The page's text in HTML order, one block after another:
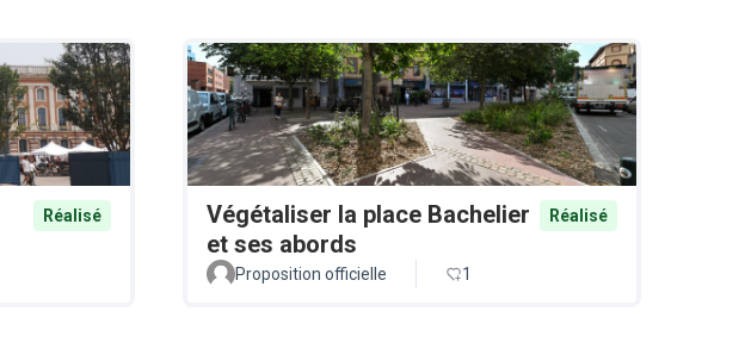
Réalisé
Végétaliser la place Bachelier
et ses abords
Réalisé
Proposition officielle 1